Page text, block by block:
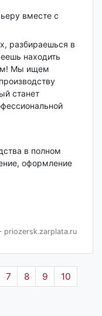
вместе с
разбираешься в
находить
Мы ищем
станет
в полном
оформление
7 8 9
10